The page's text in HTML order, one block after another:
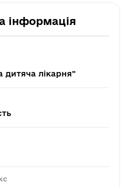
інформація
дитяча лікарня"